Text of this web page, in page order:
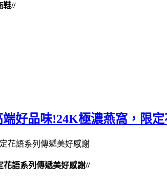
鞋//
好品味!24K極濃燕窩，限
語系列傳遞美好感謝//